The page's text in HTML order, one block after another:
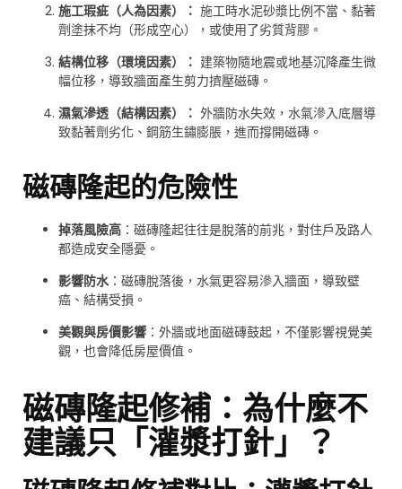
施工瑕疵（人為因素）： 施工時水泥砂漿比例不當、黏著
劑塗抹不均（形成空心），或使用了劣質背膠。
結構位移（環境因素）： 建築物隨地震或地基沉降產生微
幅位移，導致牆面產生剪力擠壓磁磚。
濕氣滲透（結構因素）： 外牆防水失效，水氣滲入底層導
致黏著劑劣化、鋼筋生鏽膨脹，進而撐開磁磚。
磁磚隆起的危險性
掉落風險高 ：磁磚隆起往往是脫落的前兆，對住戶及路人
都造成安全隱憂。
影響防水：磁磚脫落後，水氣更容易滲入牆面，導致壁
癌、結構受損。
美觀與房價影響 ：外牆或地面磁磚鼓起，不僅影響視覺美
觀，也會降低房屋價值。
磁磚隆起修補：為什麼不
建議只「灌漿打針」？